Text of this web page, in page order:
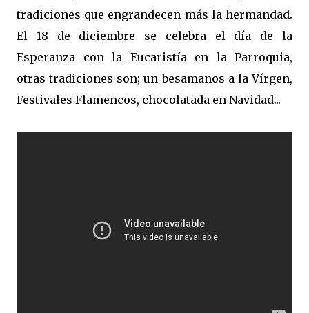
tradiciones que engrandecen más la hermandad.
El 18 de diciembre se celebra el día de la
Esperanza con la Eucaristía en la Parroquia,
otras tradiciones son; un besamanos a la Vírgen,
Festivales Flamencos, chocolatada en Navidad...